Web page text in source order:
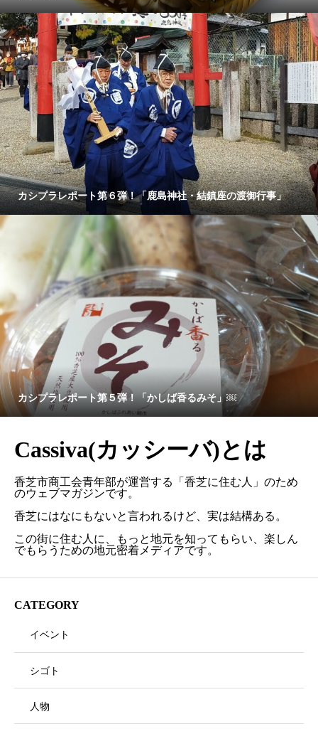
カシプラレポート第６弾！「鹿島神社・結鎮座の渡御行事」
カシプラレポート第５弾！「かしば香るみそ」￼
Cassiva(カッシーバ)とは
香芝市商工会青年部が運営する「香芝に住む人」のため
のウェブマガジンです。
香芝にはなにもないと言われるけど、実は結構ある。
この街に住む人に、もっと地元を知ってもらい、楽しん
でもらうための地元密着メディアです。
CATEGORY
イベント
シゴト
人物